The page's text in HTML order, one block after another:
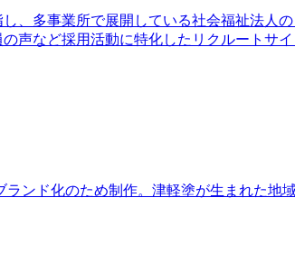
、多事業所で展開している社会福祉法人
声など採用活動に特化したリクルートサイ
ンド化のため制作。津軽塗が生まれた